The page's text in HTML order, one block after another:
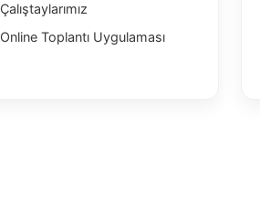
Çalıştaylarımız
Online Toplantı Uygulaması